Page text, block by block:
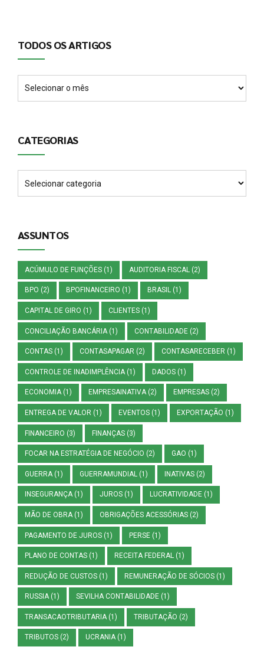
TODOS OS ARTIGOS
CATEGORIAS
ASSUNTOS
ACÚMULO DE FUNÇÕES (1) AUDITORIA FISCAL (2)
BPO (2) BPOFINANCEIRO (1) BRASIL (1)
CAPITAL DE GIRO (1) CLIENTES (1)
CONCILIAÇÃO BANCÁRIA (1) CONTABILIDADE (2)
CONTAS (1) CONTASAPAGAR (2) CONTASARECEBER (1)
CONTROLE DE INADIMPLÊNCIA (1) DADOS (1)
ECONOMIA(1) EMPRESAINATIVA(2) EMPRESAS (2)
ENTREGA DE VALOR (1) EVENTOS (1) EXPORTAÇÃO (1)
FINANCEIRO (3) FINANÇAS (3)
FOCAR NA ESTRATÉGIA DE NEGÓCIO (2) GAO (1)
GUERRA (1) GUERRAMUNDIAL (1) INATIVAS (2)
INSEGURANÇA(1) JUROS (1) LUCRATIVIDADE (1)
MÃO DE OBRA(1) OBRIGAÇÕES ACESSÓRIAS (2)
PAGAMENTO DE JUROS (1) PERSE (1)
PLANO DE CONTAS (1) RECEITA FEDERAL (1)
REDUÇÃO DE CUSTOS (1) REMUNERAÇÃO DE SÓCIOS (1)
RUSSIA(1) SEVILHA CONTABILIDADE (1)
TRANSACAOTRIBUTARIA(1) TRIBUTAÇÃO (2)
TRIBUTOS (2) UCRANIA(1)